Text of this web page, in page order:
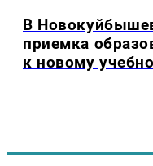
В
приемка
к новому